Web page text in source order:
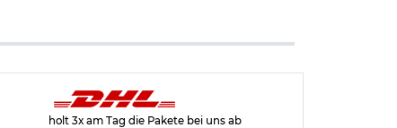
holt 3x am Tag die Pakete bei uns ab